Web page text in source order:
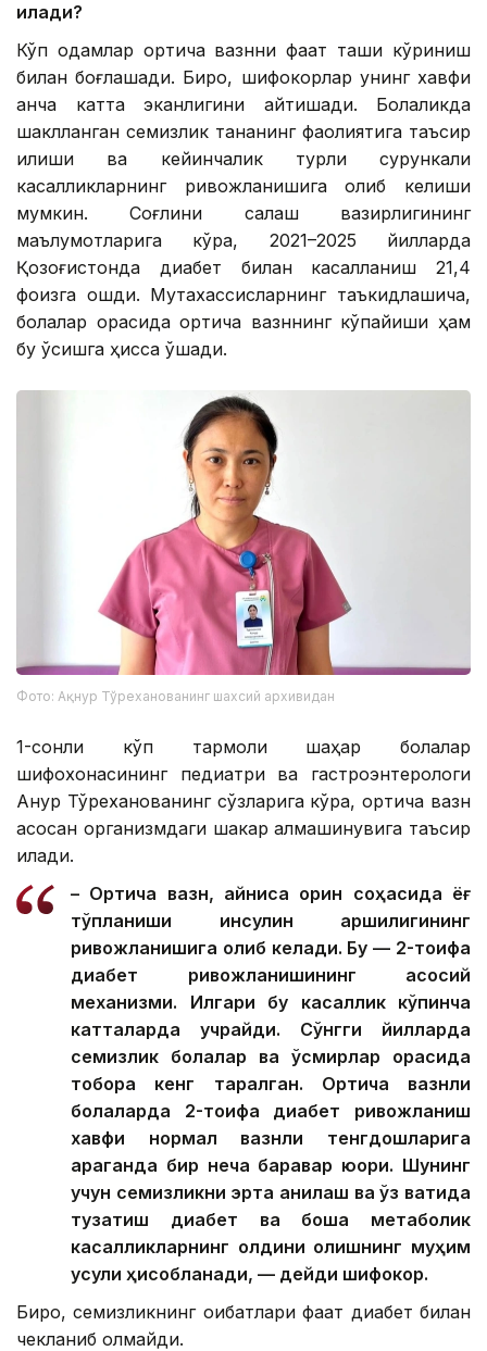
қилади?
Кўп одамлар ортиқча вазнни фақат ташқи кўриниш
билан боғлашади. Бироқ, шифокорлар унинг хавфи
анча катта эканлигини айтишади. Болаликда
шаклланган семизлик тананинг фаолиятига таъсир
қилиши ва кейинчалик турли сурункали
касалликларнинг ривожланишига олиб келиши
мумкин. Соғлиқни сақлаш вазирлигининг
маълумотларига кўра, 2021–2025 йилларда
Қозоғистонда диабет билан касалланиш 21,4
фоизга ошди. Мутахассисларнинг таъкидлашича,
болалар орасида ортиқча вазннинг кўпайиши ҳам
бу ўсишга ҳисса қўшади.
Фото: Ақнур Тўреханованинг шахсий архивидан
1-сонли кўп тармоқли шаҳар болалар
шифохонасининг педиатри ва гастроэнтерологи
Ақнур Тўреханованинг сўзларига кўра, ортиқча вазн
асосан организмдаги шакар алмашинувига таъсир
қилади.
– Ортиқча вазн, айниқса қорин соҳасида ёғ
тўпланиши инсулин қаршилигининг
ривожланишига олиб келади. Бу — 2-тоифа
диабет ривожланишининг асосий
механизми. Илгари бу касаллик кўпинча
катталарда учрайди. Сўнгги йилларда
семизлик болалар ва ўсмирлар орасида
тобора кенг тарқалган. Ортиқча вазнли
болаларда 2-тоифа диабет ривожланиш
хавфи нормал вазнли тенгдошларига
қараганда бир неча баравар юқори. Шунинг
учун семизликни эрта аниқлаш ва ўз вақтида
тузатиш диабет ва бошқа метаболик
касалликларнинг олдини олишнинг муҳим
усули ҳисобланади, — дейди шифокор.
Бироқ, семизликнинг оқибатлари фақат диабет билан
чекланиб қолмайди.